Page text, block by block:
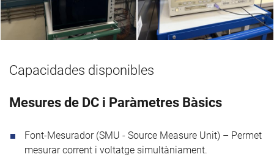
Capacidades disponibles
Mesures de DC i Paràmetres Bàsics
Font-Mesurador (SMU - Source Measure Unit) – Permet
mesurar corrent i voltatge simultàniament.